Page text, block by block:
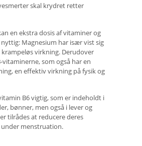
skal krydret retter
en ekstra dosis af vitaminer og
Magnesium har især vist sig
krampeløs virkning. Derudover
vitaminerne, som også har en
en effektiv virkning på fysik og
B6 vigtig, som er indeholdt i
bønner, men også i lever og
tilrådes at reducere deres
menstruation.